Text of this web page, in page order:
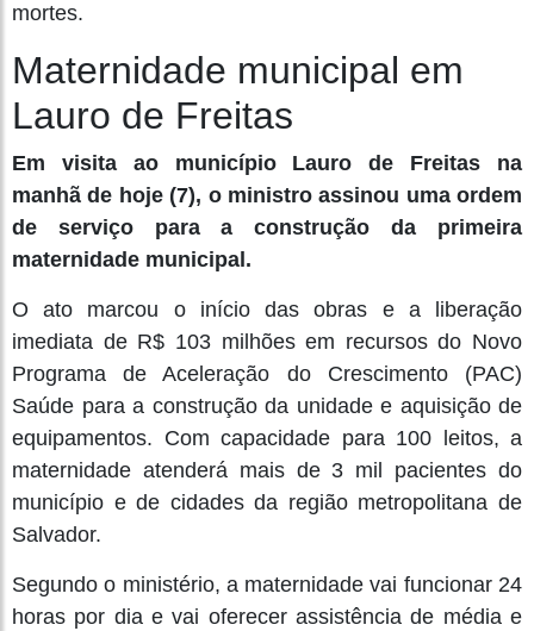
mortes.
Maternidade municipal em
Lauro de Freitas
Em visita ao município Lauro de Freitas na
manhã de hoje (7), o ministro assinou uma ordem
de serviço para a construção da primeira
maternidade municipal.
O ato marcou o início das obras e a liberação
imediata de R$ 103 milhões em recursos do Novo
Programa de Aceleração do Crescimento (PAC)
Saúde para a construção da unidade e aquisição de
equipamentos. Com capacidade para 100 leitos, a
maternidade atenderá mais de 3 mil pacientes do
município e de cidades da região metropolitana de
Salvador.
Segundo o ministério, a maternidade vai funcionar 24
horas por dia e vai oferecer assistência de média e